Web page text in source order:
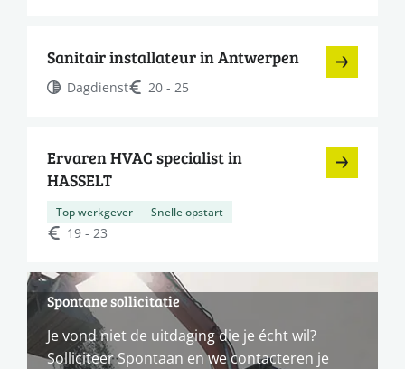
Sanitair installateur in Antwerpen
Dagdienst 20 - 25
Ervaren HVAC specialist in
HASSELT
Top werkgever Snelle opstart
19 - 23
Spontane sollicitatie
Je vond niet de uitdaging die je écht wil?
Solliciteer Spontaan en we contacteren je